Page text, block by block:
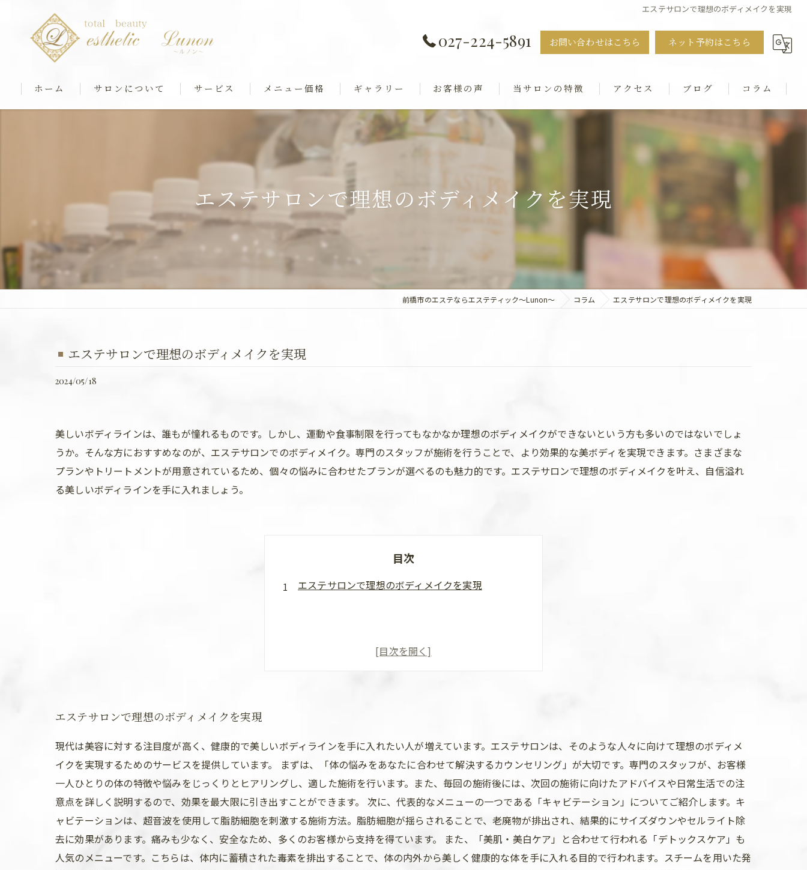
エステサロンで理想のボディメイクを実現
027-224-5891 お問い合わせはこちら ネット予約はこちら
ホーム サロンについて サービス
筋膜ストレッチ＆全身歪み調整
メニュー価格 ギャラリー お客様の声 当サロンの特徴
痩身
ダイエット
巻き肩・猫背・ストレートネック
ブライダル
アクセス ブログ コラム
エステサロンで理想のボディメイクを実現
前橋市のエステならエステティック～Lunon～ コラム エステサロンで理想のボディメイクを実現
エステサロンで理想のボディメイクを実現
2024/05/18
美しいボディラインは、誰もが憧れるものです。しかし、運動や食事制限を行ってもなかなか理想のボディメイクができないという方も多いのではないでしょ
うか。そんな方におすすめなのが、エステサロンでのボディメイク。専門のスタッフが施術を行うことで、より効果的な美ボディを実現できます。さまざまな
プランやトリートメントが用意されているため、個々の悩みに合わせたプランが選べるのも魅力的です。エステサロンで理想のボディメイクを叶え、自信溢れ
る美しいボディラインを手に入れましょう。
目次
エステサロンで理想のボディメイクを実現
エステサロンで理想のボディメイクを実現
現代は美容に対する注目度が高く、健康的で美しいボディラインを手に入れたい人が増えています。エステサロンは、そのような人々に向けて理想のボディメ
イクを実現するためのサービスを提供しています。 まずは、「体の悩みをあなたに合わせて解決するカウンセリング」が大切です。専門のスタッフが、お客様
一人ひとりの体の特徴や悩みをじっくりとヒアリングし、適した施術を行います。また、毎回の施術後には、次回の施術に向けたアドバイスや日常生活での注
意点を詳しく説明するので、効果を最大限に引き出すことができます。 次に、代表的なメニューの一つである「キャビテーション」についてご紹介します。キ
ャビテーションは、超音波を使用して脂肪細胞を刺激する施術方法。脂肪細胞が揺らされることで、老廃物が排出され、結果的にサイズダウンやセルライト除
去に効果があります。痛みも少なく、安全なため、多くのお客様から支持を得ています。 また、「美肌・美白ケア」と合わせて行われる「デトックスケア」も
人気のメニューです。こちらは、体内に蓄積された毒素を排出することで、体の内外から美しく健康的な体を手に入れる目的で行われます。スチームを用いた発